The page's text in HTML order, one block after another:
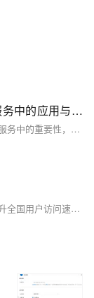
【域名解析DNS专栏】域名解析在CDN服务中的应用与优化
【5月更文挑战第30天】本文探讨了域名解析在CDN服务中的重要性，强调其对访问速度和稳定性的影响。文中提出了三种优化方法：使用智能解析以动态选择最佳节点，配置负载均衡保证服务稳定，以及利用DNS缓存提升访问速度。通过Python代码示例展示了基本的DNS解析过程，结论指出优化域名解析对于提升网站性能至关重要。
阿小云网站已通过ICP备案在广州节点上线，但为提升全国用户访问速度，计划接入CDN。以下是4步CDN接入教程：1) 开通阿里云CDN服务；2) 添加加速域名；3) 使用DNS解析验证域名归属权；4) 配置CNAME实现域名与CDN节点关联。详细指南见阿里云CDN官方文档。